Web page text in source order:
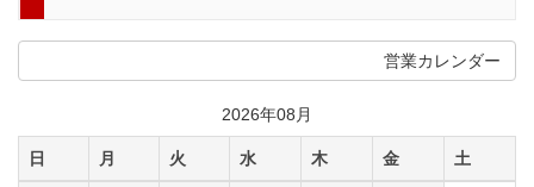
営業カレンダー
2026年08月
日 月 火 水 木 金 土